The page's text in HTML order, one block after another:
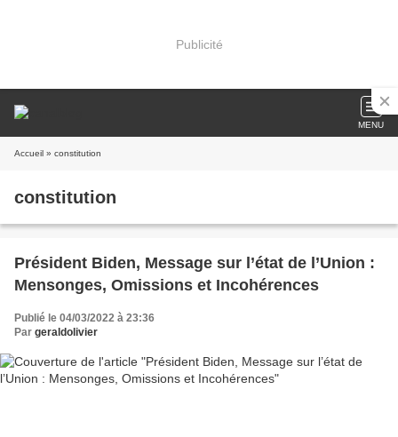
Publicité
MENU
Accueil » constitution
constitution
Président Biden, Message sur l’état de l’Union :
Mensonges, Omissions et Incohérences
Publié le 04/03/2022 à 23:36
Par geraldolivier